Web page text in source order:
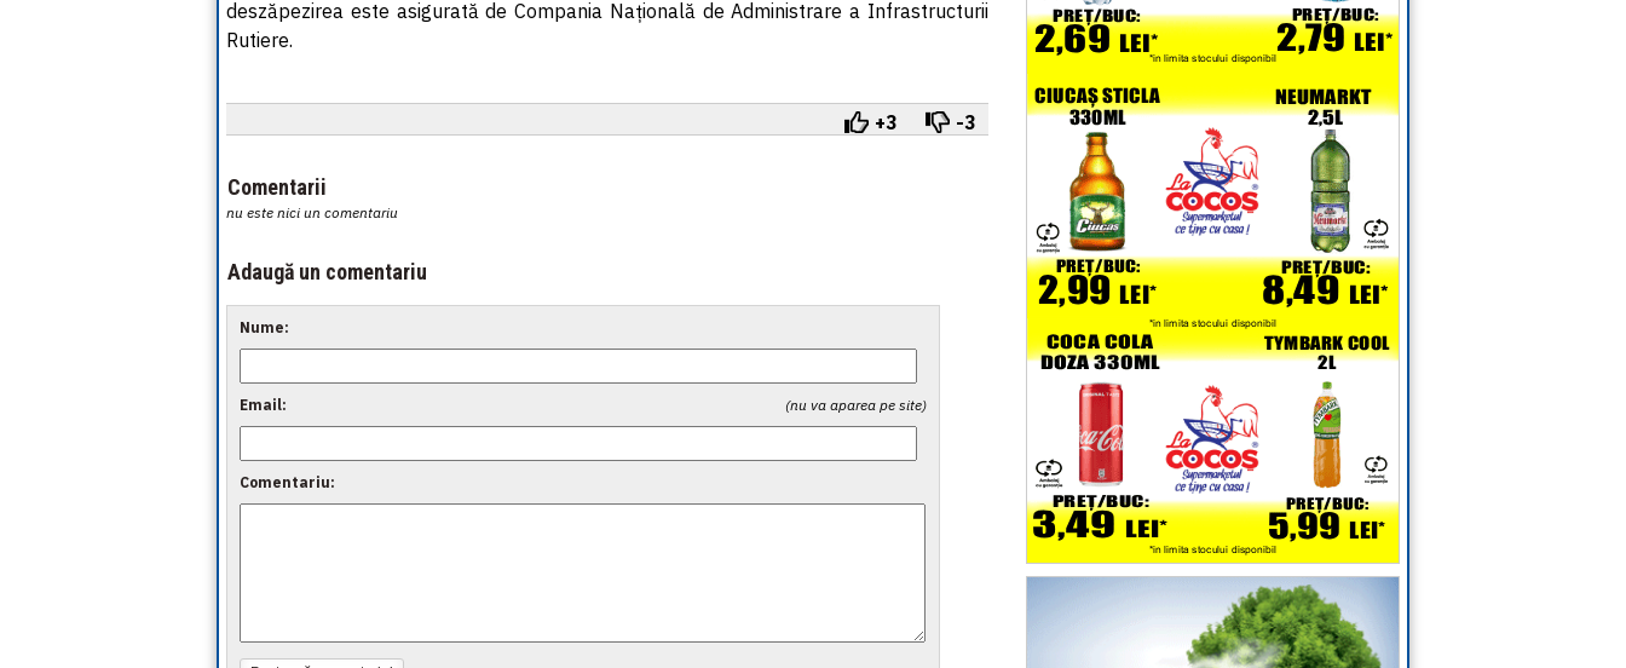
deszăpezirea este asigurată de Compania Națională de Administrare a Infrastructurii
Rutiere.
+3 -3
Comentarii
nu este nici un comentariu
Adaugă un comentariu
Nume:
(nu va aparea pe site)
Email:
Comentariu: